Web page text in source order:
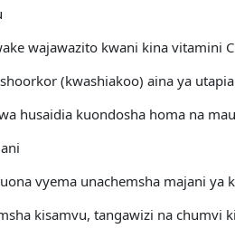
wajawazito kwani kina vitamini
(kwashiakoo) aina ya
husaidia kuondosha homa na
vyema unachemsha majani ya
kisamvu, tangawizi na chumvi